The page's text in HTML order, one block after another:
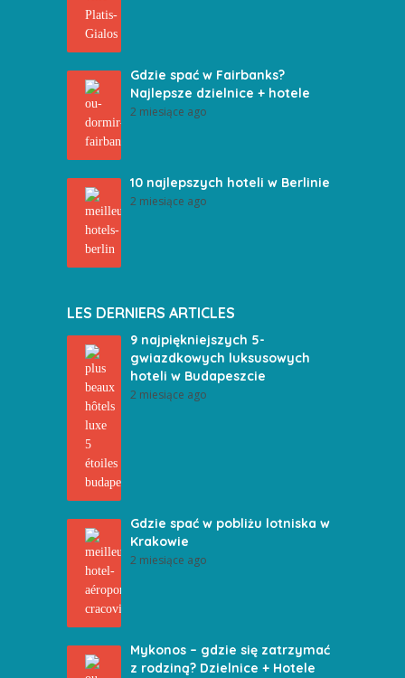
Gdzie spać w Fairbanks?
Najlepsze dzielnice + hotele
2 miesiące ago
10 najlepszych hoteli w Berlinie
2 miesiące ago
LES DERNIERS ARTICLES
9 najpiękniejszych 5-
gwiazdkowych luksusowych
hoteli w Budapeszcie
2 miesiące ago
Gdzie spać w pobliżu lotniska w
Krakowie
2 miesiące ago
Mykonos – gdzie się zatrzymać
z rodziną? Dzielnice + Hotele